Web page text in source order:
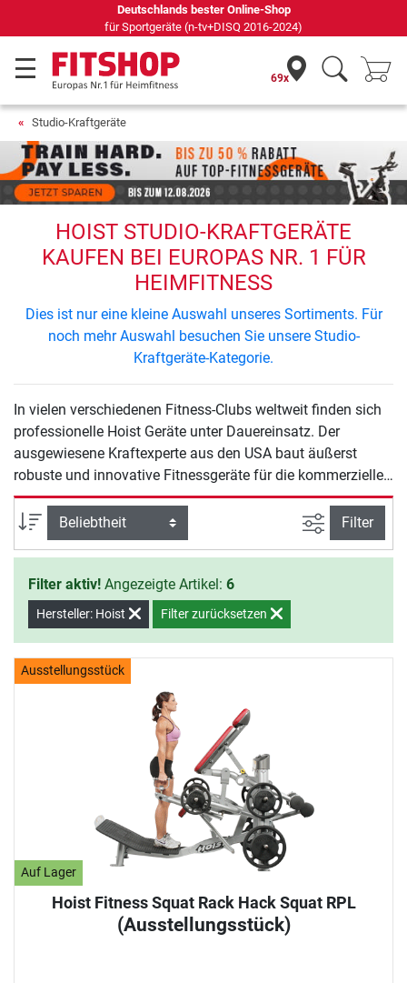
Deutschlands bester Online-Shop
für Sportgeräte (n-tv+DISQ 2016-2024)
69x
Studio-Kraftgeräte
HOIST STUDIO-KRAFTGERÄTE
KAUFEN BEI EUROPAS NR. 1 FÜR
HEIMFITNESS
Dies ist nur eine kleine Auswahl unseres Sortiments. Für
noch mehr Auswahl besuchen Sie unsere Studio-
Kraftgeräte-Kategorie.
In vielen verschiedenen Fitness-Clubs weltweit finden sich
professionelle Hoist Geräte unter Dauereinsatz. Der
ausgewiesene Kraftexperte aus den USA baut äußerst
robuste und innovative Fitnessgeräte für die kommerzielle
Nutzung und hebt sich damit von der Konkurrenz ab.
Patentierte Bewegungsabläufe wie bei der Roc-It Linie
integrieren den ganzen Körper in einzelne Kraftübungen.
Sortierung Ansicht
Filter
Filter aktiv! Angezeigte Artikel: 6
Hersteller: Hoist Filter zurücksetzen
Ausstellungsstück
Auf Lager
Hoist Fitness Squat Rack Hack Squat RPL
(Ausstellungsstück)